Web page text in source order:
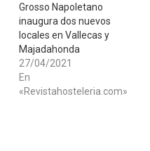
Grosso Napoletano
inaugura dos nuevos
locales en Vallecas y
Majadahonda
27/04/2021
En
«Revistahosteleria.com»